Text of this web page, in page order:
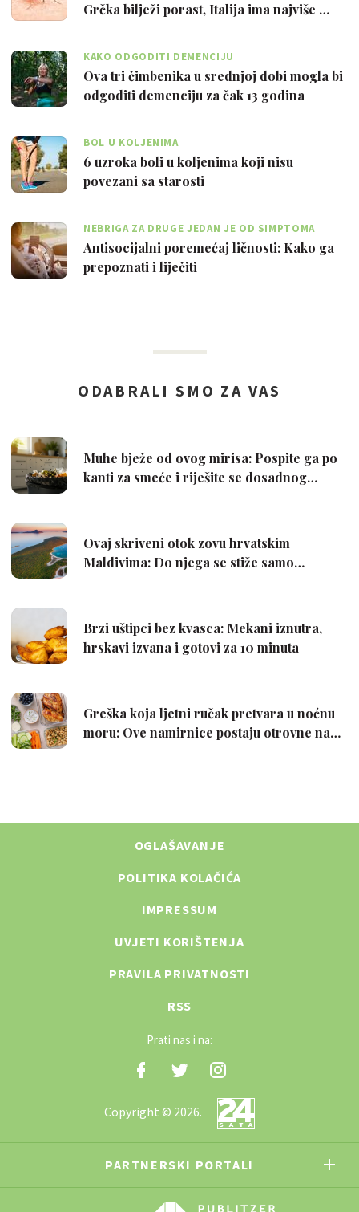
Grčka bilježi porast, Italija ima najviše …
KAKO ODGODITI DEMENCIJU
Ova tri čimbenika u srednjoj dobi mogla bi
odgoditi demenciju za čak 13 godina
BOL U KOLJENIMA
6 uzroka boli u koljenima koji nisu
povezani sa starosti
NEBRIGA ZA DRUGE JEDAN JE OD SIMPTOMA
Antisocijalni poremećaj ličnosti: Kako ga
prepoznati i liječiti
OGLAŠAVANJE
POLITIKA KOLAČIĆA
IMPRESSUM
UVJETI KORIŠTENJA
PRAVILA PRIVATNOSTI
RSS
Prati nas i na:
Copyright © 2026.
PARTNERSKI PORTALI